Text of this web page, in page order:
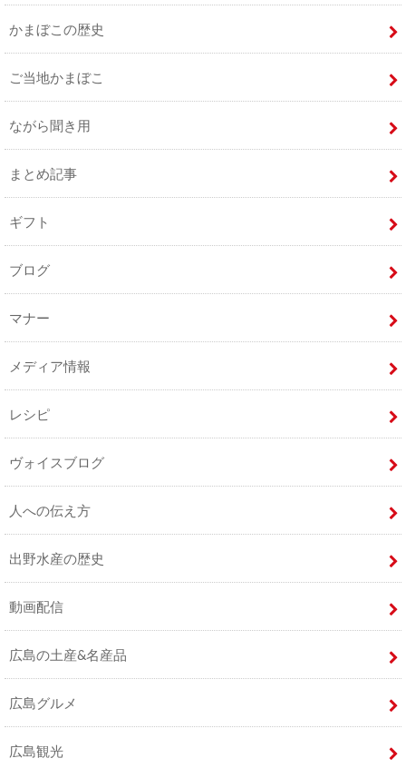
かまぼこの歴史
ご当地かまぼこ
ながら聞き用
まとめ記事
ギフト
ブログ
マナー
メディア情報
レシピ
ヴォイスブログ
人への伝え方
出野水産の歴史
動画配信
広島の土産&名産品
広島グルメ
広島観光